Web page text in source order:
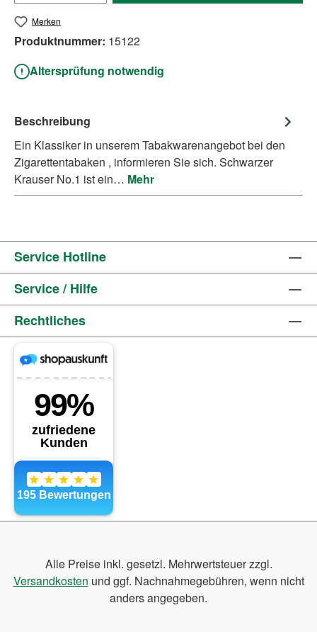
Merken
Produktnummer: 15122
Altersprüfung notwendig
Beschreibung
Ein Klassiker in unserem Tabakwarenangebot bei den
Zigarettentabaken , informieren Sie sich. Schwarzer
Krauser No.1 ist ein… Mehr
Service Hotline
Service / Hilfe
Rechtliches
Alle Preise inkl. gesetzl. Mehrwertsteuer zzgl.
Versandkosten und ggf. Nachnahmegebühren, wenn nicht
anders angegeben.